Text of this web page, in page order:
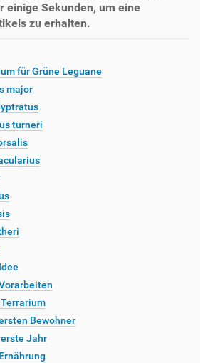
einige Sekunden, um eine
zu erhalten.
für Grüne Leguane
major
turneri
Bewohner
Jahr